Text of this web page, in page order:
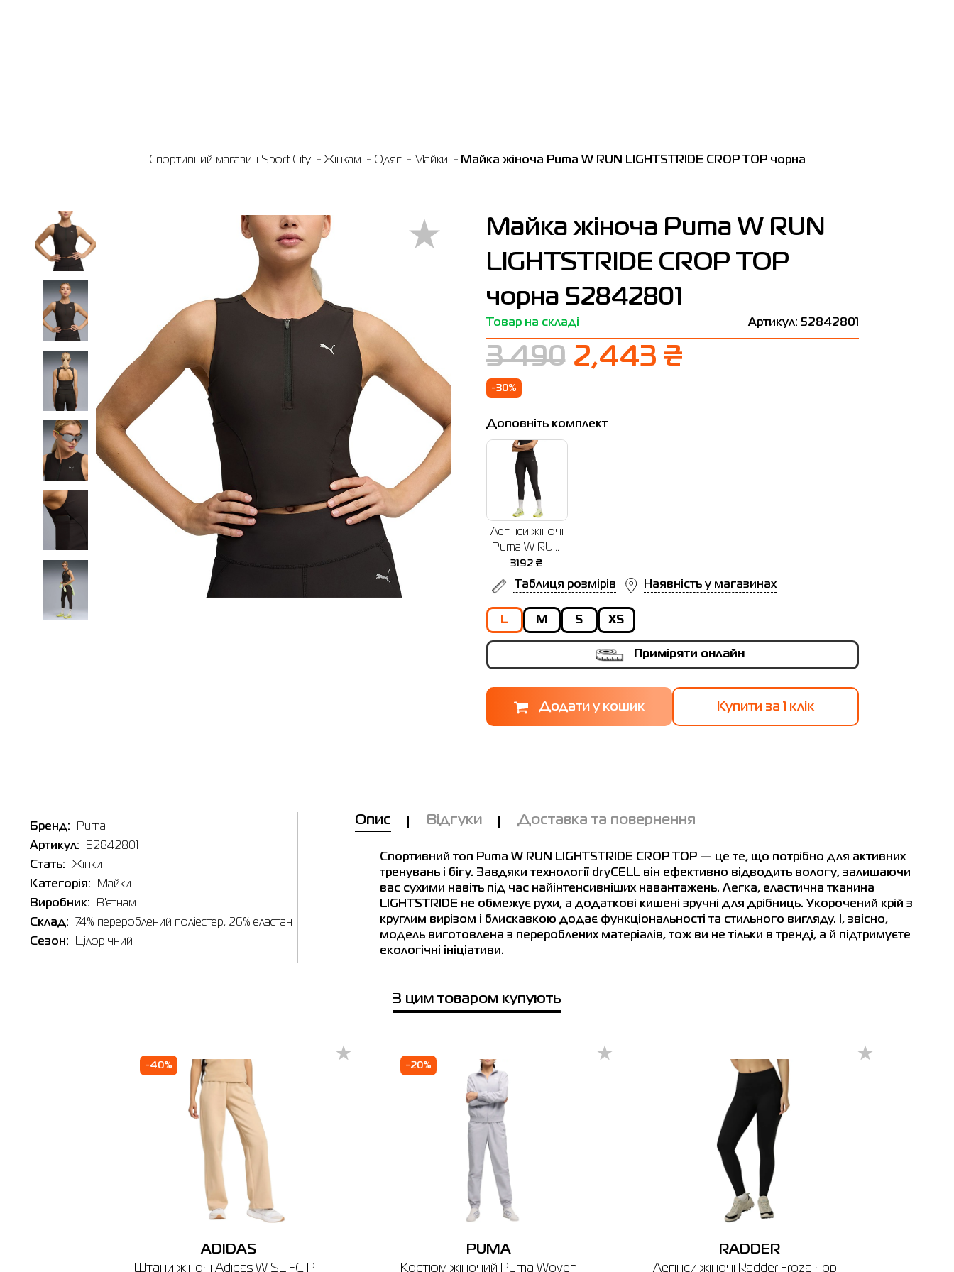
Спортивний магазин Sport City Жінкам Одяг Майки Майка жіноча Puma W RUN LIGHTSTRIDE CROP TOP чорна
Майка жіноча Puma W RUN
LIGHTSTRIDE CROP TOP
чорна 52842801
Товар на складі Артикул: 52842801
3 490 2,443 ₴
-30%
Доповніть комплект
Легінси жіночі
Puma W RUN
LEGEND 7/8th
Tight чорні
52858101
3192 ₴
Наявність у магазинах
Таблиця розмірів
Приміряти онлайн
Виберіть місто
Рівне
м. Київ, вул. Берковецька 6Д (1-й поверх)
Таблиця розмірів
груди см
талии см
91
101
107
113
Якщо ви не впевнені, чи підійде вибраний розмір, ви завжди можете
L M S XS
Приміряти онлайн
Купити за 1 клiк
Ми вам зателефонуємо!
Майка жіноча Puma W RUN
LIGHTSTRIDE CROP TOP чорна
2,443.00
Виберіть розмір
Бренд:
Puma
Артикул:
52842801
Стать:
Жінки
Категорія:
Майки
Виробник:
В'єтнам
Склад:
74% перероблений поліестер, 26% еластан
Сезон:
Цілорічний
Опис Відгуки Доставка та повернення
Спортивний топ Puma W RUN LIGHTSTRIDE CROP TOP — це те, що потрібно для активних
тренувань і бігу. Завдяки технології dryCELL він ефективно відводить вологу, залишаючи
вас сухими навіть під час найінтенсивніших навантажень. Легка, еластична тканина
LIGHTSTRIDE не обмежує рухи, а додаткові кишені зручні для дрібниць. Укорочений крій з
круглим вирізом і блискавкою додає функціональності та стильного вигляду. І, звісно,
модель виготовлена з перероблених матеріалів, тож ви не тільки в тренді, а й підтримуєте
екологічні ініціативи.
З цим товаром купують
-40%
ADIDAS
Штани жіночі Adidas W SL FC PT
-20%
PUMA
Костюм жіночий Puma Woven
RADDER
Легінси жіночі Radder Froza чорні